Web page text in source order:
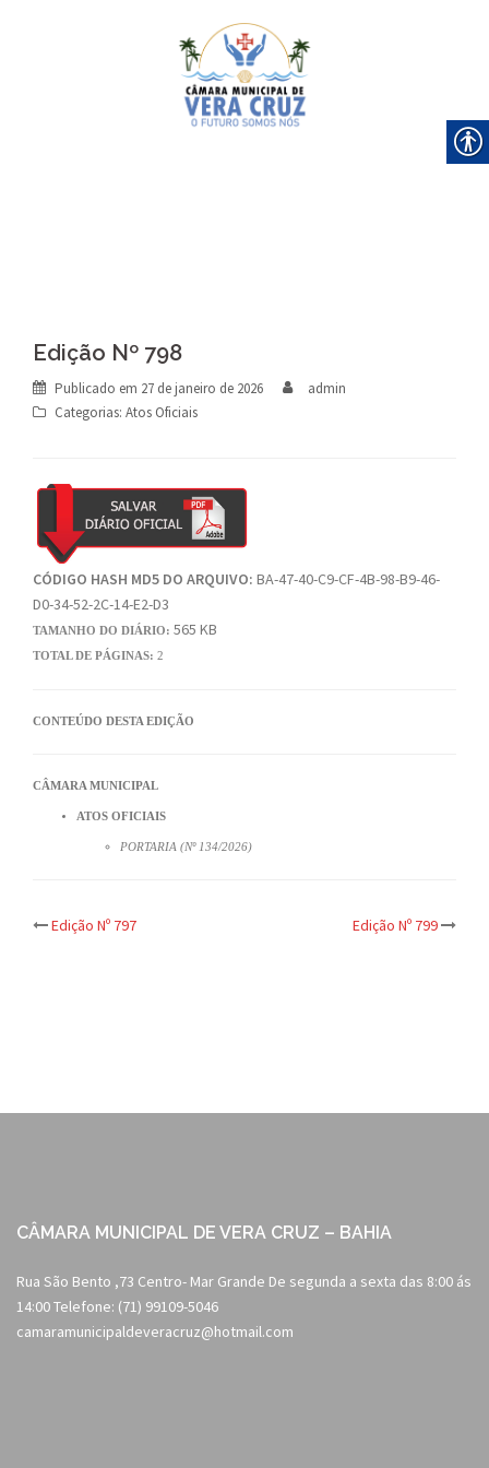
Edição Nº 798
Publicado em 27 de janeiro de 2026
admin
Categorias: Atos Oficiais
CÓDIGO HASH MD5 DO ARQUIVO: BA-47-40-C9-CF-4B-98-B9-46-
D0-34-52-2C-14-E2-D3
TAMANHO DO DIÁRIO: 565 KB
TOTAL DE PÁGINAS: 2
CONTEÚDO DESTA EDIÇÃO
CÂMARA MUNICIPAL
ATOS OFICIAIS
PORTARIA (Nº 134/2026)
Post
Edição Nº 797 Edição Nº 799
CÂMARA MUNICIPAL DE VERA CRUZ – BAHIA
Rua São Bento ,73 Centro- Mar Grande De segunda a sexta das 8:00 ás
14:00 Telefone: (71) 99109-5046
camaramunicipaldeveracruz@hotmail.com